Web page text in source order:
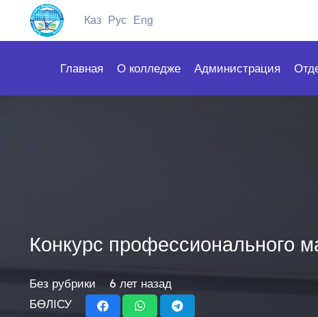
Каз Рус Eng
Главная О колледже Администрация
Конкурс профессионального
Без рубрики
6 лет назад
БӨЛІСУ